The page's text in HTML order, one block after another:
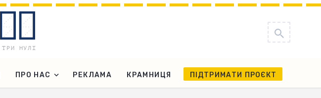
ПРО НАС РЕКЛАМА КРАМНИЦЯ ПІДТРИМАТИ ПРОЄКТ